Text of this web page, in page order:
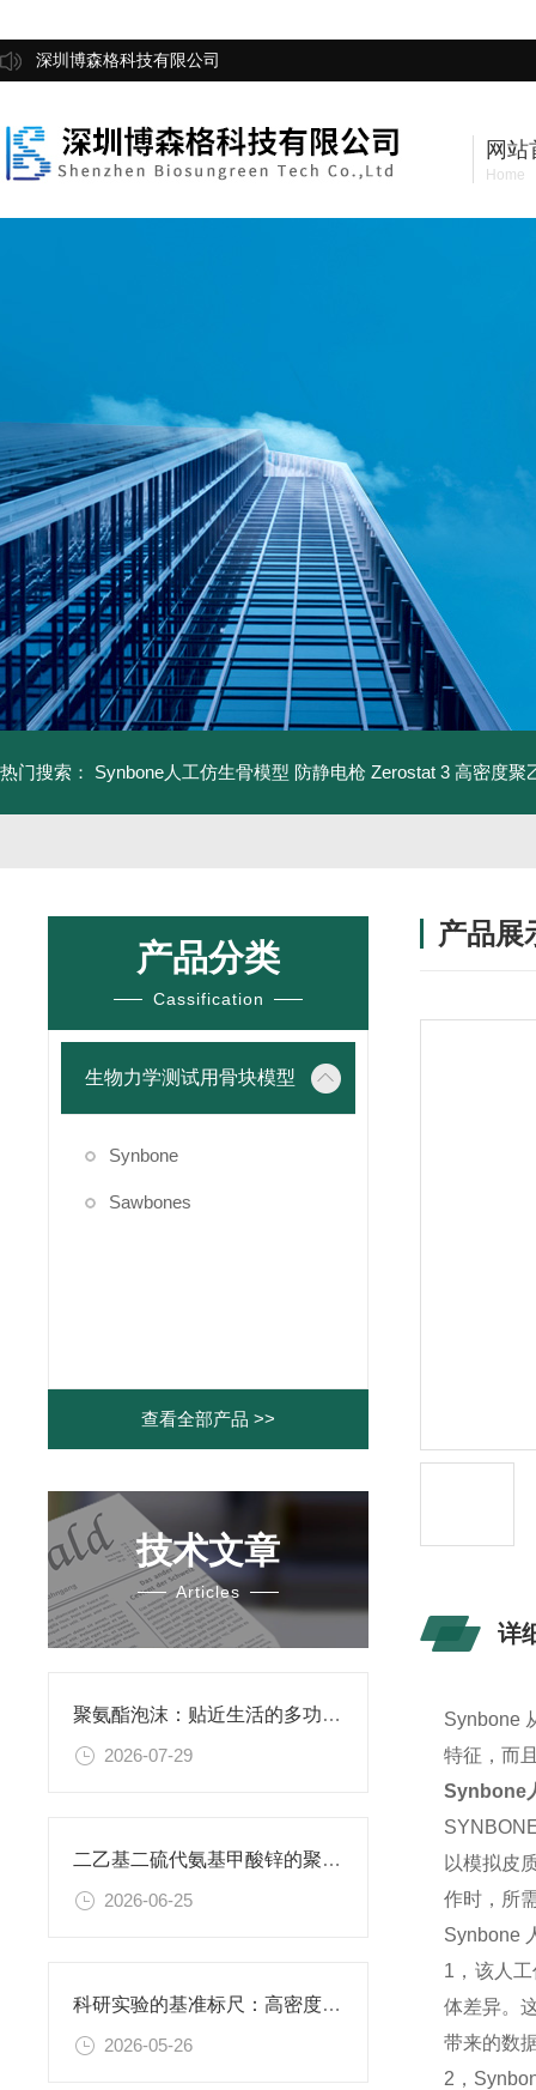
深圳博森格科技有限公司
网站
Home
热门搜索： Synbone人工仿生骨模型 防静电枪 Zerostat 3 高密度聚
产品分类
Cassification
生物力学测试用骨块模型
Synbone
Sawbones
查看全部产品 >>
技术文章
Articles
聚氨酯泡沫：贴近生活的多功能柔性材料
2026-07-29
二乙基二硫代氨基甲酸锌的聚氨酯膜：功能性复合薄膜的研究应用
2026-06-25
科研实验的基准标尺：高密度聚乙烯阴性对照材料的应用价值
2026-05-26
产品展
详
Synbone
特征，而
Synbone
以模拟皮
作时，所
Synbone
1，该人
体差异。
带来的数
2，